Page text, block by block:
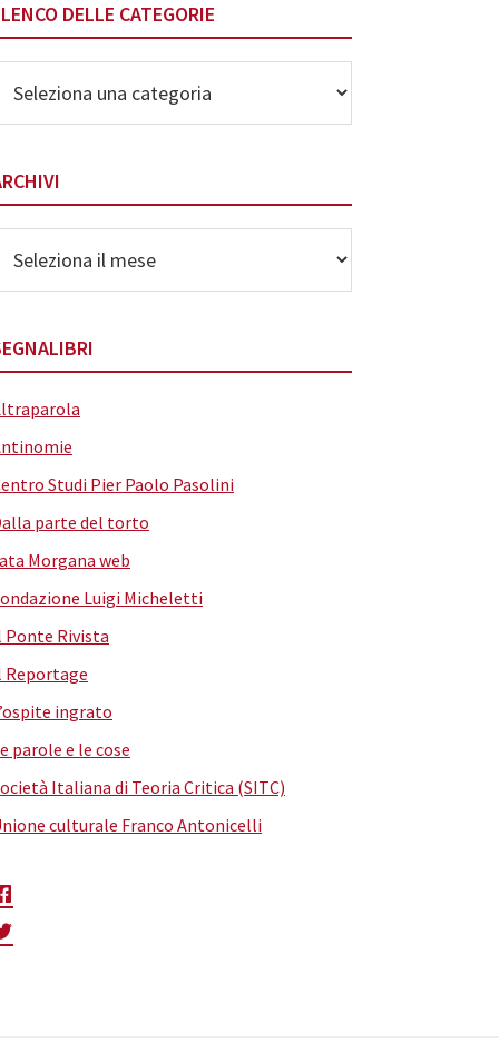
DELLE CATEGORIE
delle
Studi Pier Paolo Pasolini
parte del torto
Morgana web
Luigi Micheletti
Ponte Rivista
Reportage
ingrato
parole e le cose
Italiana di Teoria Critica (SITC)
culturale Franco Antonicelli